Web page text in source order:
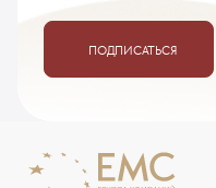
ПОДПИСАТЬСЯ